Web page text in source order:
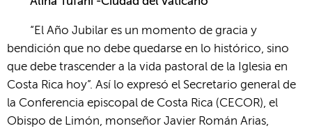
“El Año Jubilar es un momento de gracia y
bendición que no debe quedarse en lo histórico, sino
que debe trascender a la vida pastoral de la Iglesia en
Costa Rica hoy”. Así lo expresó el Secretario general de
la Conferencia episcopal de Costa Rica (CECOR), el
Obispo de Limón, monseñor Javier Román Arias,